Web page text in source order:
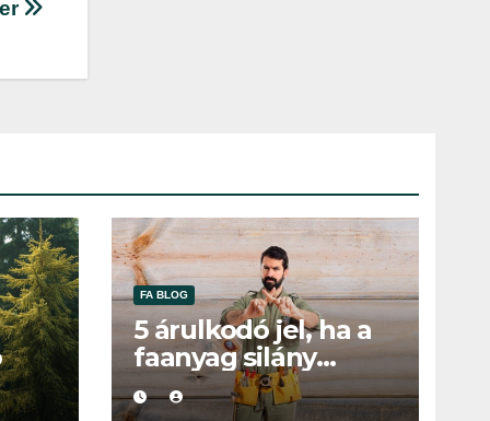
FA BLOG
5 árulkodó jel, ha a
faanyag silány
minőségű